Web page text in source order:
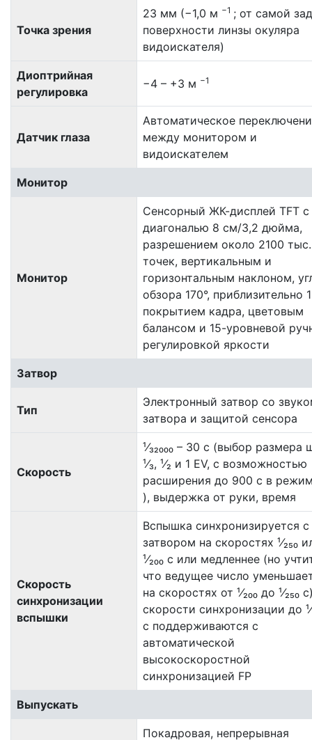
Точка зрения
23 мм (−1,0 м −1 ; от самой
поверхности линзы окуляра
видоискателя)
Диоптрийная
регулировка
−4 – +3 м −1
Датчик глаза
Автоматическое
между монитором и
видоискателем
Монитор
Монитор
Сенсорный ЖК-дисплей TFT с
диагональю 8 см/3,2 дюйма,
разрешением около 2100 тыс.
точек, вертикальным и
горизонтальным наклоном,
обзора 170°, приблизительно
покрытием кадра, цветовым
балансом и 15-уровневой
регулировкой яркости
Затвор
Тип
Электронный затвор со
затвора и защитой сенсора
Скорость
¹⁄₃₂₀₀₀ – 30 с (выбор размера
¹⁄₃, ¹⁄₂ и 1 EV, с возможностью
расширения до 900 с в
), выдержка от руки, время
Скорость
синхронизации
вспышки
Вспышка синхронизируется с
затвором на скоростях ¹⁄₂₅₀
¹⁄₂₀₀ с или медленнее (но
что ведущее число
на скоростях от ¹⁄₂₀₀ до ¹⁄₂₅₀
скорости синхронизации до
с поддерживаются с
автоматической
высокоскоростной
синхронизацией FP
Выпускать
Покадровая, непрерывная